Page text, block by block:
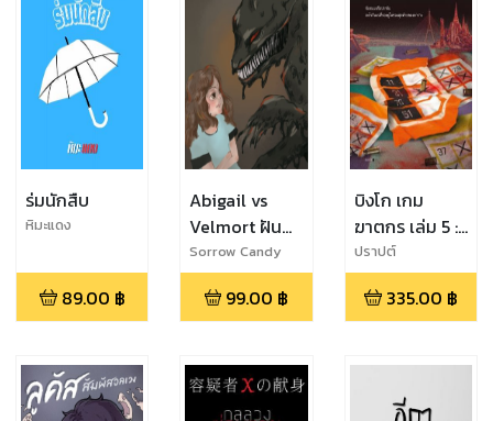
ร่มนักสืบ
หิมะแดง
89.00 ฿
Abigail vs
Velmort ฝัน
นั้นฉันขอ
Sorrow Candy
99.00 ฿
บิงโก เกม
ฆาตกร เล่ม 5 :
เกมโอเวอร์
ปราปต์
335.00 ฿